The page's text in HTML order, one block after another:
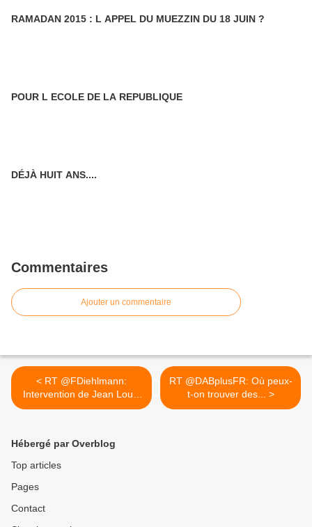
RAMADAN 2015 : L APPEL DU MUEZZIN DU 18 JUIN ?
POUR L ECOLE DE LA REPUBLIQUE
DÉJÀ HUIT ANS....
Commentaires
Ajouter un commentaire
< RT @FDiehlmann:
Intervention de Jean Louis
Borloo...
RT @DABplusFR: Où peux-
t-on trouver des... >
Hébergé par Overblog
Top articles
Pages
Contact